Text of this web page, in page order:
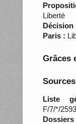
Liberté
Paris :
Grâces
Sources
Liste
F/7/*/2593